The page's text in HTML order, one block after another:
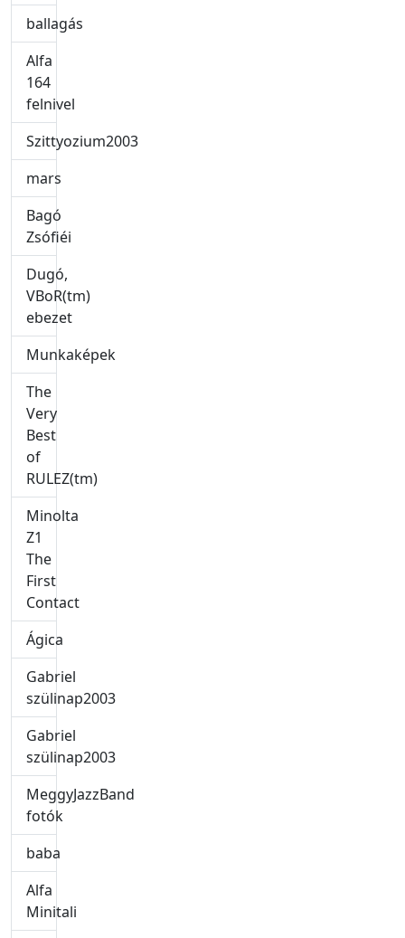
ballagás
Alfa
164
felnivel
Szittyozium2003
mars
Bagó
Zsófiéi
Dugó,
VBoR(tm)
ebezet
Munkaképek
The
Very
Best
of
RULEZ(tm)
Minolta
Z1
The
First
Contact
Ágica
Gabriel
szülinap2003
Gabriel
szülinap2003
MeggyJazzBand
fotók
baba
Alfa
Minitali